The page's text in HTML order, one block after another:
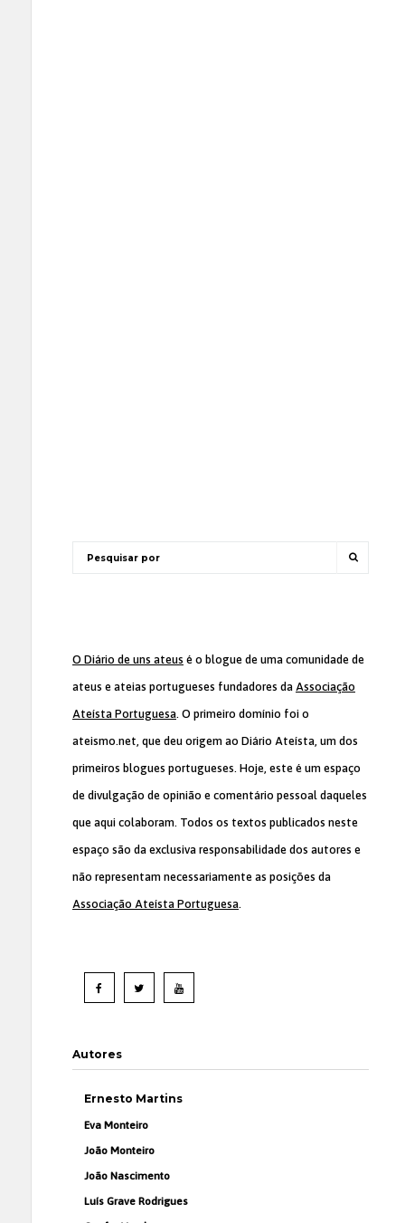
O Diário de uns ateus é o blogue de uma comunidade de
ateus e ateias portugueses fundadores da Associação
Ateísta Portuguesa. O primeiro domínio foi o
ateismo.net, que deu origem ao Diário Ateísta, um dos
primeiros blogues portugueses. Hoje, este é um espaço
de divulgação de opinião e comentário pessoal daqueles
que aqui colaboram. Todos os textos publicados neste
espaço são da exclusiva responsabilidade dos autores e
não representam necessariamente as posições da
Associação Ateísta Portuguesa.
Autores
Ernesto Martins
Eva Monteiro
João Monteiro
João Nascimento
Luís Grave Rodrigues